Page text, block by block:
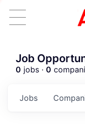
Job
0 jobs · 0
Jobs